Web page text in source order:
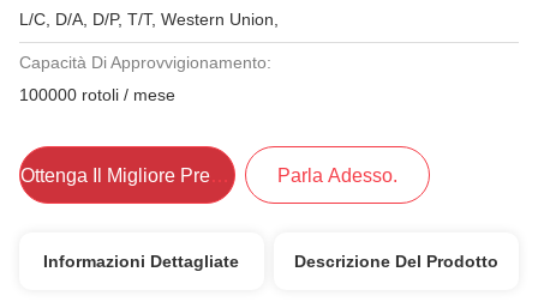
L/C, D/A, D/P, T/T, Western Union,
Capacità Di Approvvigionamento:
100000 rotoli / mese
Ottenga Il Migliore Prezzo Parla Adesso.
Informazioni Dettagliate Descrizione Del Prodotto